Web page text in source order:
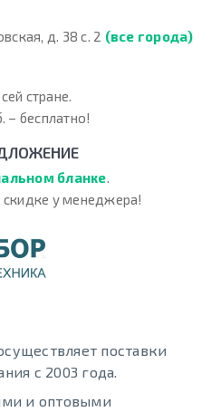
д. 38 с. 2 (все города)
стране.
– бесплатно!
бланке.
скидке у менеджера!
поставки
с 2003 года.
и оптовыми